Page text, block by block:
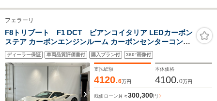
フェラーリ
F8トリブート F1 DCT ビアンコイタリア LEDカーボン
ステア カーボンエンジンルーム カーボンセンターコンソ
ール カーボンダッシュボードアクセント フロントリフタ
ー ヘッドレスト跳馬ステッチ リアカメラ
ディーラー保証 車両品質評価書付 購入プラン付 360°画像付
支払総額
4120.6万円
本体価格
4100.0万円
残価ローン 月々300,300円